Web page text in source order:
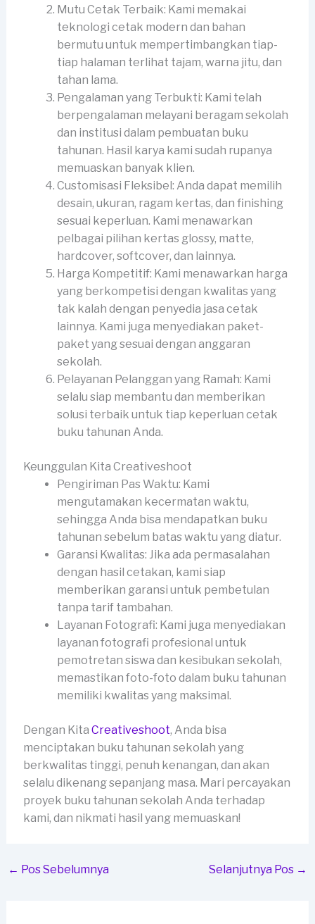
Mutu Cetak Terbaik: Kami memakai
teknologi cetak modern dan bahan
bermutu untuk mempertimbangkan tiap-
tiap halaman terlihat tajam, warna jitu, dan
tahan lama.
Pengalaman yang Terbukti: Kami telah
berpengalaman melayani beragam sekolah
dan institusi dalam pembuatan buku
tahunan. Hasil karya kami sudah rupanya
memuaskan banyak klien.
Customisasi Fleksibel: Anda dapat memilih
desain, ukuran, ragam kertas, dan finishing
sesuai keperluan. Kami menawarkan
pelbagai pilihan kertas glossy, matte,
hardcover, softcover, dan lainnya.
Harga Kompetitif: Kami menawarkan harga
yang berkompetisi dengan kwalitas yang
tak kalah dengan penyedia jasa cetak
lainnya. Kami juga menyediakan paket-
paket yang sesuai dengan anggaran
sekolah.
Pelayanan Pelanggan yang Ramah: Kami
selalu siap membantu dan memberikan
solusi terbaik untuk tiap keperluan cetak
buku tahunan Anda.
Keunggulan Kita Creativeshoot
Pengiriman Pas Waktu: Kami
mengutamakan kecermatan waktu,
sehingga Anda bisa mendapatkan buku
tahunan sebelum batas waktu yang diatur.
Garansi Kwalitas: Jika ada permasalahan
dengan hasil cetakan, kami siap
memberikan garansi untuk pembetulan
tanpa tarif tambahan.
Layanan Fotografi: Kami juga menyediakan
layanan fotografi profesional untuk
pemotretan siswa dan kesibukan sekolah,
memastikan foto-foto dalam buku tahunan
memiliki kwalitas yang maksimal.
Dengan Kita Creativeshoot, Anda bisa
menciptakan buku tahunan sekolah yang
berkwalitas tinggi, penuh kenangan, dan akan
selalu dikenang sepanjang masa. Mari percayakan
proyek buku tahunan sekolah Anda terhadap
kami, dan nikmati hasil yang memuaskan!
← Pos Sebelumnya Selanjutnya Pos →